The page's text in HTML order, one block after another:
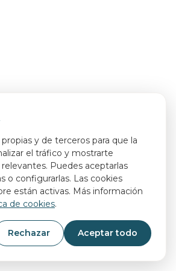
y de terceros para que la
el tráfico y mostrarte
Puedes aceptarlas
o configurarlas. Las cookies
están activas. Más información
de cookies.
Rechazar Aceptar todo